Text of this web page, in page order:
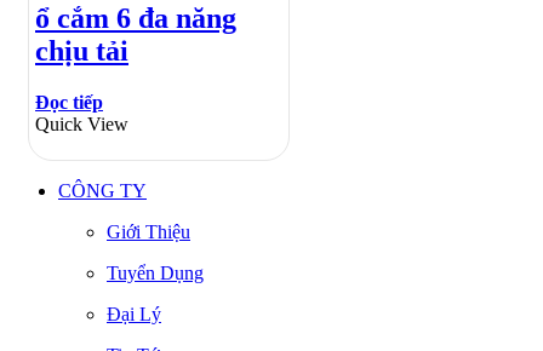
ổ cắm 6 đa năng
chịu tải
Đọc tiếp
Quick View
CÔNG TY
Giới Thiệu
Tuyển Dụng
Đại Lý